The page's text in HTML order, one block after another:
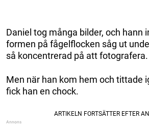
Daniel tog många bilder, och hann
formen på fågelflocken såg ut
så koncentrerad på att fotografera.
Men när han kom hem och tittade
fick han en chock.